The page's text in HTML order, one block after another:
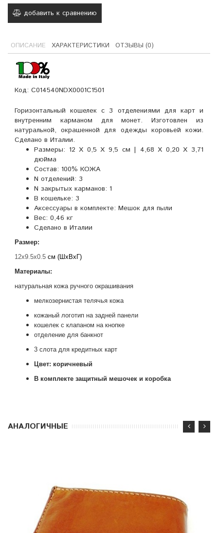
добавить к сравнению
ОПИСАНИЕ ХАРАКТЕРИСТИКИ ОТЗЫВЫ (0)
Код: C014540NDX0001C1501
Горизонтальный кошелек с 3 отделениями для карт и
внутренним карманом для монет. Изготовлен из
натуральной, окрашенной для одежды коровьей кожи.
Сделано в Италии.
Размеры: 12 X 0,5 X 9,5 см | 4,68 X 0,20 X 3,71
дюйма
Состав: 100% КОЖА
N отделений: 3
N закрытых карманов: 1
В кошельке: 3
Аксессуары в комплекте: Мешок для пыли
Вес: 0,46 кг
Сделано в Италии
Размер:
12x9.5x0.5 см (ШхВхГ)
Материалы:
натуральная кожа ручного окрашивания
мелкозернистая телячья кожа
кожаный логотип на задней панели
кошелек с клапаном на кнопке
отделение для банкнот
3 слота для кредитных карт
Цвет: коричневый
В комплекте защитный мешочек и коробка
АНАЛОГИЧНЫЕ